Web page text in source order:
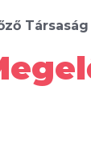
Társaság